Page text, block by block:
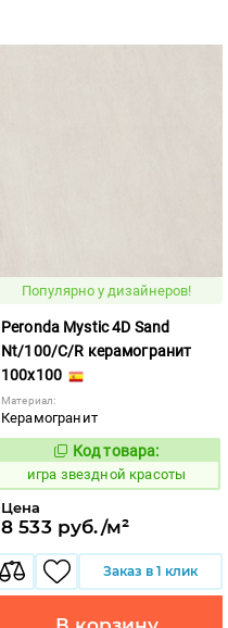
Популярно у дизайнеров!
Peronda Mystic 4D Sand
Nt/100/C/R керамогранит
100x100
Материал:
Керамогранит
Код:
550540
Код товара:
игра звездной красоты
Цена
8 533 руб./м²
Заказ в 1 клик